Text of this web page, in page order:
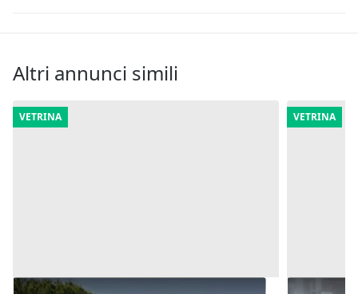
Altri annunci simili
VETRINA VETRINA